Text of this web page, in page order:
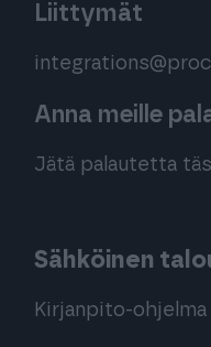
Liittymät
Anna meille
Jätä palautetta
Sähköinen
Kirjanpito-ohjelma